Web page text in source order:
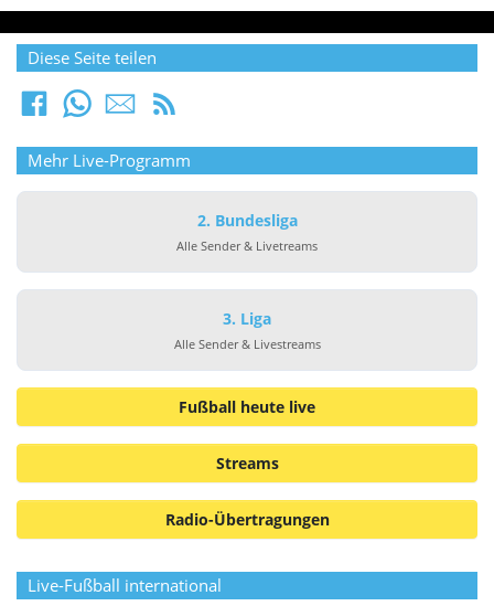
Diese Seite teilen
Mehr Live-Programm
2. Bundesliga
Alle Sender & Livetreams
3. Liga
Alle Sender & Livestreams
Fußball heute live
Streams
Radio-Übertragungen
Live-Fußball international